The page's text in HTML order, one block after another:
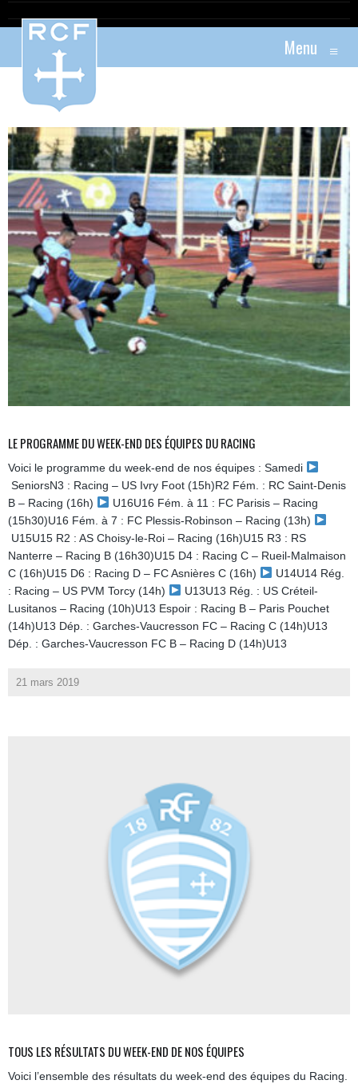
Menu ≡
LE PROGRAMME DU WEEK-END DES ÉQUIPES DU RACING
Voici le programme du week-end de nos équipes : Samedi
SeniorsN3 : Racing – US Ivry Foot (15h)R2 Fém. : RC Saint-Denis
B – Racing (16h)
U16U16 Fém. à 11 : FC Parisis – Racing
(15h30)U16 Fém. à 7 : FC Plessis-Robinson – Racing (13h)
U15U15 R2 : AS Choisy-le-Roi – Racing (16h)U15 R3 : RS
Nanterre – Racing B (16h30)U15 D4 : Racing C – Rueil-Malmaison
C (16h)U15 D6 : Racing D – FC Asnières C (16h)
U14U14 Rég.
: Racing – US PVM Torcy (14h)
U13U13 Rég. : US Créteil-
Lusitanos – Racing (10h)U13 Espoir : Racing B – Paris Pouchet
(14h)U13 Dép. : Garches-Vaucresson FC – Racing C (14h)U13
Dép. : Garches-Vaucresson FC B – Racing D (14h)U13
21 mars 2019
TOUS LES RÉSULTATS DU WEEK-END DE NOS ÉQUIPES
Voici l’ensemble des résultats du week-end des équipes du Racing.